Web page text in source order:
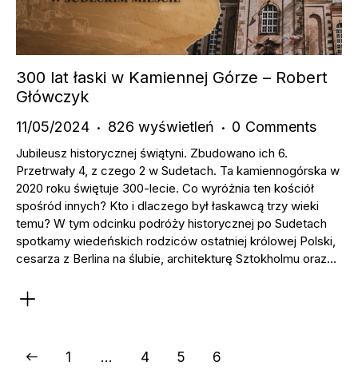
300 lat łaski w Kamiennej Górze – Robert
Główczyk
11/05/2024 826 wyświetleń 0 Comments
Jubileusz historycznej świątyni. Zbudowano ich 6.
Przetrwały 4, z czego 2 w Sudetach. Ta kamiennogórska w
2020 roku świętuje 300-lecie. Co wyróżnia ten kościół
spośród innych? Kto i dlaczego był łaskawcą trzy wieki
temu? W tym odcinku podróży historycznej po Sudetach
spotkamy wiedeńskich rodziców ostatniej królowej Polski,
cesarza z Berlina na ślubie, architekturę Sztokholmu oraz…
1 … 4 5 6